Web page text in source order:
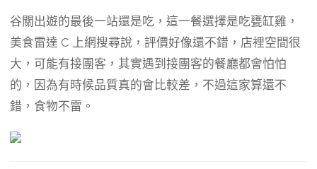
c
e
b
o
o
n
e
l
e
g
r
r
e
a
d
谷關出遊的最後一站還是吃，這一餐選擇是吃甕缸雞，
美食雷達 C 上網搜尋說，評價好像還不錯，店裡空間很
大，可能有接團客，其實遇到接團客的餐廳都會怕怕
的，因為有時候品質真的會比較差，不過這家算還不
錯，食物不雷。